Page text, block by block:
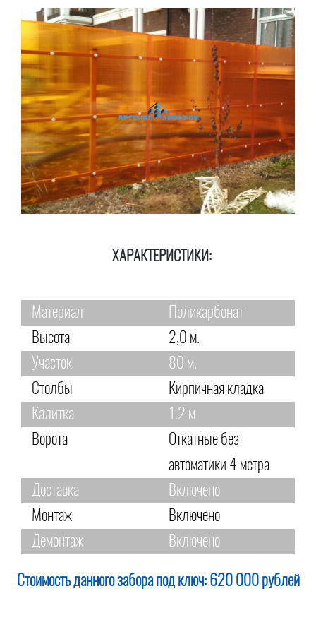
ХАРАКТЕРИСТИКИ:
Материал
Поликарбонат
Высота
2,0 м.
Участок
80 м.
Столбы
Кирпичная кладка
Калитка
1.2 м
Ворота
Откатные без
автоматики 4 метра
Доставка
Включено
Монтаж
Включено
Демонтаж
Включено
Стоимость данного забора под ключ: 620 000 рублей